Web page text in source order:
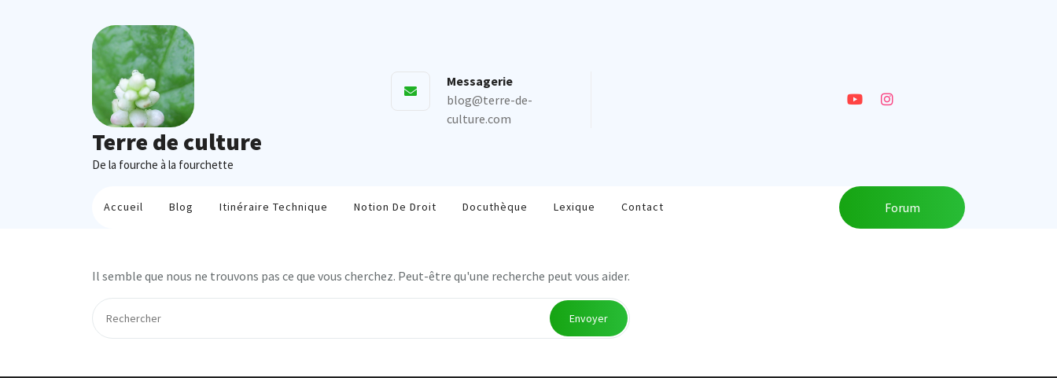
Terre de culture
De la fourche à la fourchette
Messagerie
blog@terre-de-
culture.com
Accueil Blog Itinéraire Technique Notion De Droit Docuthèque Lexique Contact Forum
Il semble que nous ne trouvons pas ce que vous cherchez. Peut-être qu'une recherche peut vous aider.
Envoyer